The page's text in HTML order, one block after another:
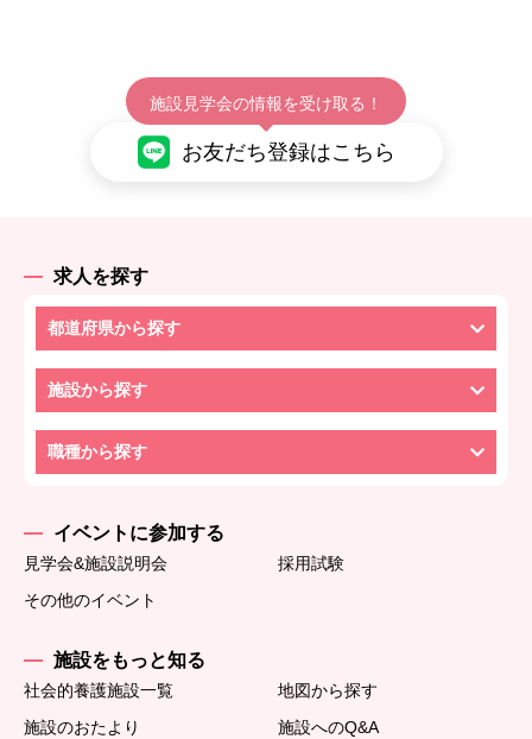
施設見学会の情報を受け取る！
お友だち登録はこちら
求人を探す
都道府県から探す
施設から探す
職種から探す
イベントに参加する
見学会&施設説明会
採用試験
その他のイベント
施設をもっと知る
社会的養護施設一覧
地図から探す
施設のおたより
施設へのQ&A